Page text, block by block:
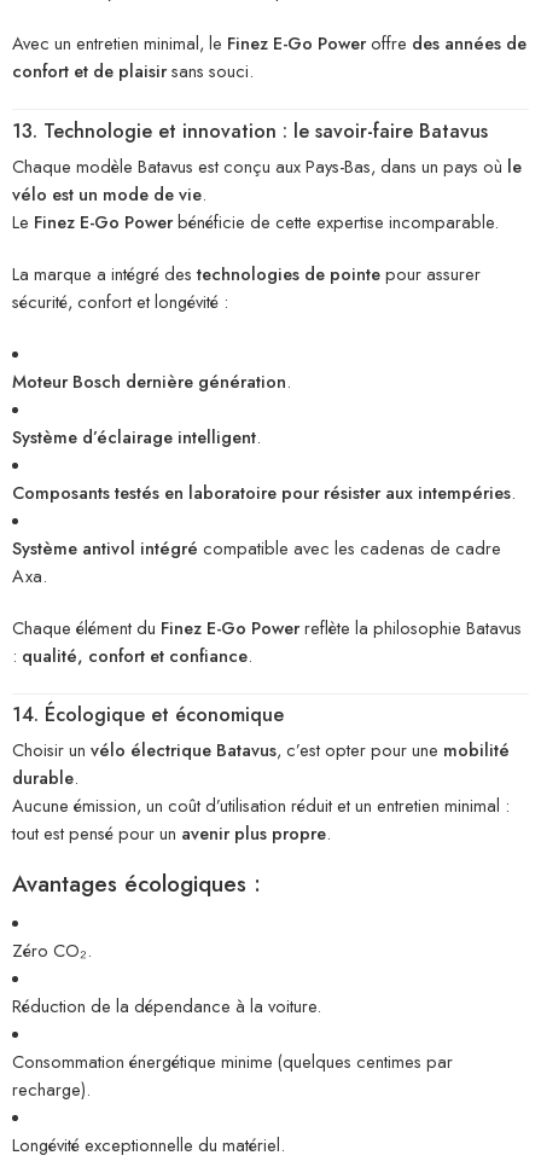
Avec un entretien minimal, le Finez E-Go Poweroffre des années de
confort et de plaisirsans souci.
13. Technologie et innovation : le savoir-faire Batavus
Chaque modèle Batavus est conçu aux Pays-Bas, dans un pays où le
vélo est un mode de vie.
Le Finez E-Go Powerbénéficie de cette expertise incomparable.
La marque a intégré des technologies de pointepour assurer
sécurité, confort et longévité :
Moteur Bosch dernière génération.
Système d’éclairage intelligent.
Composants testés en laboratoire pour résister aux intempéries.
Système antivol intégré compatible avec les cadenas de cadre
Axa.
Chaque élément du Finez E-Go Powerreflète la philosophie Batavus
: qualité, confort et confiance.
14. Écologique et économique
Choisir un vélo électrique Batavus, c’est opter pour une mobilité
durable.
Aucune émission, un coût d’utilisation réduit et un entretien minimal :
tout est pensé pour un avenir plus propre.
Avantages écologiques :
Zéro CO₂.
Réduction de la dépendance à la voiture.
Consommation énergétique minime (quelques centimes par
recharge).
Longévité exceptionnelle du matériel.